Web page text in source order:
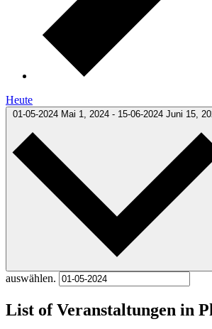
Heute
01-05-2024 Mai 1, 2024 - 15-06-2024 Juni 15,
auswählen.
List of Veranstaltungen in